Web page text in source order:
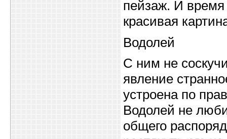
пейзаж. И время
красивая
Водолей
С ним не
явление
устроена по
Водолей не
общего